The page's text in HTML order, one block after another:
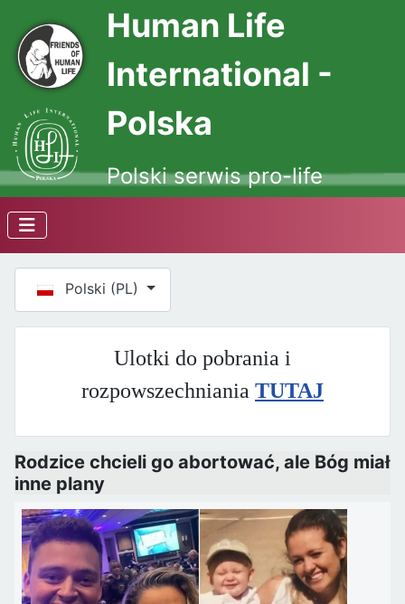
Human Life
International -
Polska
Polski serwis pro-life
Wybierz swój język
Polski (PL)
Ulotki do pobrania i
rozpowszechniania TUTAJ
Rodzice chcieli go abortować, ale Bóg miał
inne plany